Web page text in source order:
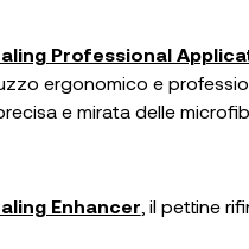
Professional
ergonomico e
e mirata delle
Enhancer , il pettine